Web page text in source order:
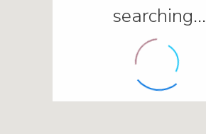
searching...